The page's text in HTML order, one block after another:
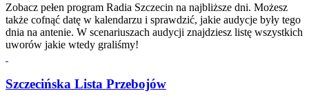
Zobacz pełen program Radia Szczecin na najbliższe dni. Możesz
także cofnąć datę w kalendarzu i sprawdzić, jakie audycje były tego
dnia na antenie. W scenariuszach audycji znajdziesz listę wszystkich
uworów jakie wtedy graliśmy!
Szczecińska Lista Przebojów